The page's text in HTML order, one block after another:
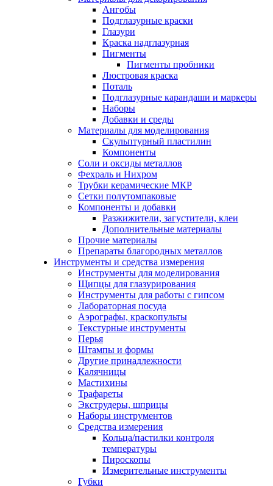
Ангобы
Подглазурные краски
Глазури
Краска надглазурная
Пигменты
Пигменты пробники
Люстровая краска
Поталь
Подглазурные карандаши и маркеры
Наборы
Добавки и среды
Материалы для моделирования
Скульптурный пластилин
Компоненты
Соли и оксиды металлов
Фехраль и Нихром
Трубки керамические МКР
Сетки полутомпаковые
Компоненты и добавки
Разжижители, загустители, клеи
Дополнительные материалы
Прочие материалы
Препараты благородных металлов
Инструменты и средства измерения
Инструменты для моделирования
Щипцы для глазурирования
Инструменты для работы с гипсом
Лабораторная посуда
Аэрографы, краскопульты
Текстурные инструменты
Перья
Штампы и формы
Другие принадлежности
Калячницы
Мастихины
Трафареты
Экструдеры, шприцы
Наборы инструментов
Средства измерения
Кольца/пастилки контроля
температуры
Пироскопы
Измерительные инструменты
Губки